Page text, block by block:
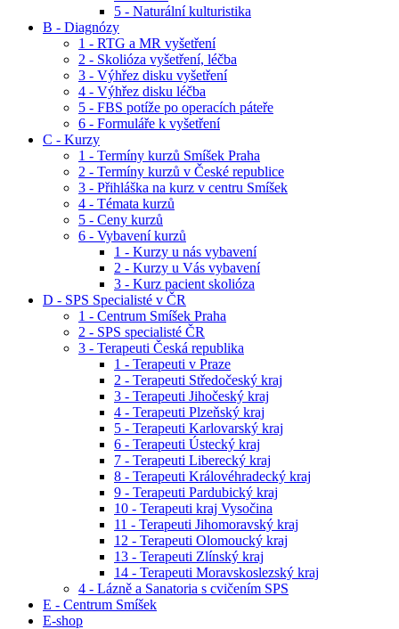
5 - Naturální kulturistika
B - Diagnózy
1 - RTG a MR vyšetření
2 - Skolióza vyšetření, léčba
3 - Výhřez disku vyšetření
4 - Výhřez disku léčba
5 - FBS potíže po operacích páteře
6 - Formuláře k vyšetření
C - Kurzy
1 - Termíny kurzů Smíšek Praha
2 - Termíny kurzů v České republice
3 - Přihláška na kurz v centru Smíšek
4 - Témata kurzů
5 - Ceny kurzů
6 - Vybavení kurzů
1 - Kurzy u nás vybavení
2 - Kurzy u Vás vybavení
3 - Kurz pacient skolióza
D - SPS Specialisté v ČR
1 - Centrum Smíšek Praha
2 - SPS specialisté ČR
3 - Terapeuti Česká republika
1 - Terapeuti v Praze
2 - Terapeuti Středočeský kraj
3 - Terapeuti Jihočeský kraj
4 - Terapeuti Plzeňský kraj
5 - Terapeuti Karlovarský kraj
6 - Terapeuti Ústecký kraj
7 - Terapeuti Liberecký kraj
8 - Terapeuti Královéhradecký kraj
9 - Terapeuti Pardubický kraj
10 - Terapeuti kraj Vysočina
11 - Terapeuti Jihomoravský kraj
12 - Terapeuti Olomoucký kraj
13 - Terapeuti Zlínský kraj
14 - Terapeuti Moravskoslezský kraj
4 - Lázně a Sanatoria s cvičením SPS
E - Centrum Smíšek
E-shop